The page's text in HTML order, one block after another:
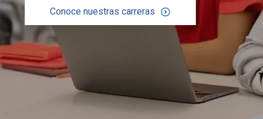
Conoce nuestras carreras